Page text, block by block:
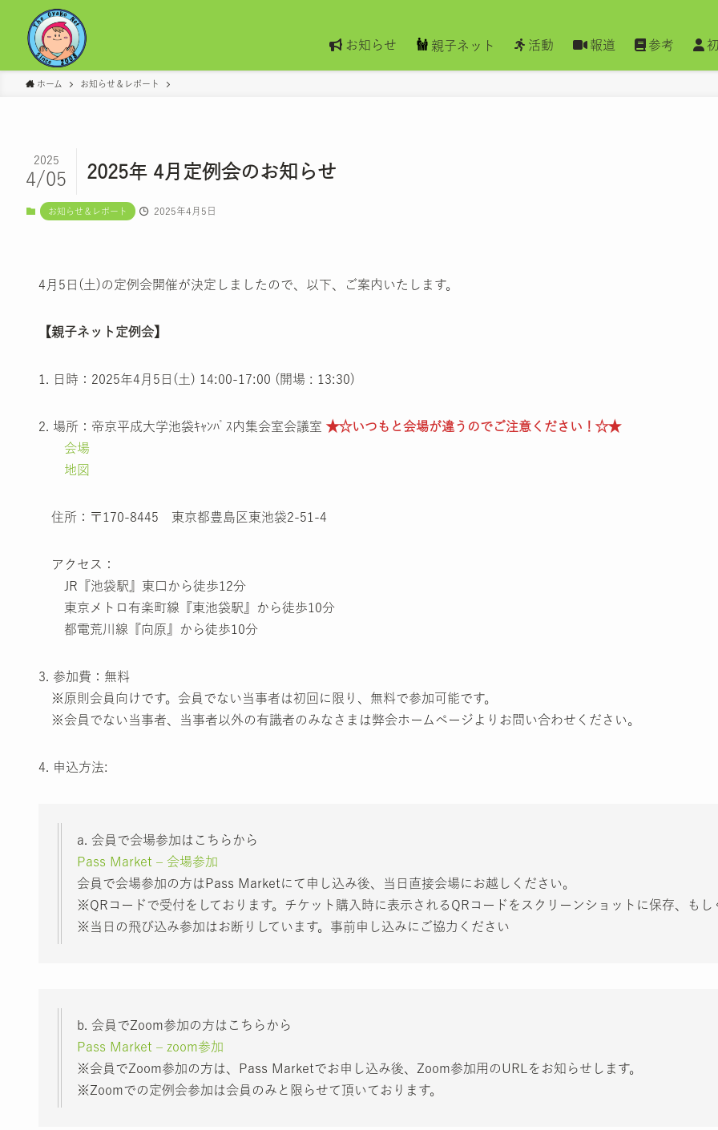
お知らせ 親子ネット 活動 報道 参考
ホーム お知らせ＆レポート
2025年 4月定例会のお知らせ
2025
4/05
お知らせ＆レポート 2025年4月5日
4月5日(土)の定例会開催が決定しましたので、以下、ご案内いたします。
【親子ネット定例会】
1. 日時：2025年4月5日(土) 14:00-17:00 (開場 : 13:30)
2. 場所：帝京平成大学池袋ｷｬﾝﾊﾟｽ内集会室会議室 ★☆いつもと会場が違うのでご注意ください！☆★
会場
地図
住所：〒170-8445 東京都豊島区東池袋2-51-4
アクセス：
JR『池袋駅』東口から徒歩12分
東京メトロ有楽町線『東池袋駅』から徒歩10分
都電荒川線『向原』から徒歩10分
3. 参加費：無料
※原則会員向けです。会員でない当事者は初回に限り、無料で参加可能です。
※会員でない当事者、当事者以外の有識者のみなさまは弊会ホームページよりお問い合わせください。
4. 申込方法:
a. 会員で会場参加はこちらから
Pass Market – 会場参加
会員で会場参加の方はPass Marketにて申し込み後、当日直接会場にお越しください。
※QRコードで受付をしております。チケット購入時に表示されるQRコードをスクリーンショットに保存、もし
※当日の飛び込み参加はお断りしています。事前申し込みにご協力ください
b. 会員でZoom参加の方はこちらから
Pass Market – zoom参加
※会員でZoom参加の方は、Pass Marketでお申し込み後、Zoom参加用のURLをお知らせします。
※Zoomでの定例会参加は会員のみと限らせて頂いております。